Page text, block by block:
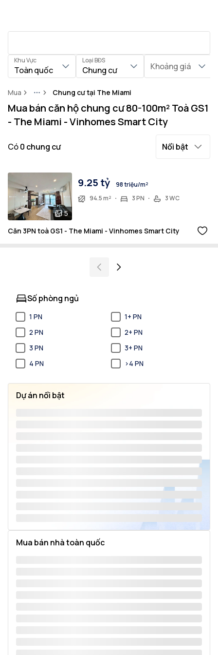
Khu Vực
Toàn quốc
Loại BĐS
Chung cư Khoảng giá
Mua MoreChung cư tại The Miami
Mua bán căn hộ chung cư 80-100m² Toà GS1
- The Miami - Vinhomes Smart City
Có0 chung cư Nổi bật
5
9.25 tỷ
98 triệu/m²
94.5 m²
3 PN 3 WC
Căn 3PN toà GS1 - The Miami - Vinhomes Smart City
Số phòng ngủ
1 PN
1+ PN
2 PN
2+ PN
3 PN
3+ PN
4 PN
>4 PN
Dự án nổi bật
Mua bán nhà toàn quốc